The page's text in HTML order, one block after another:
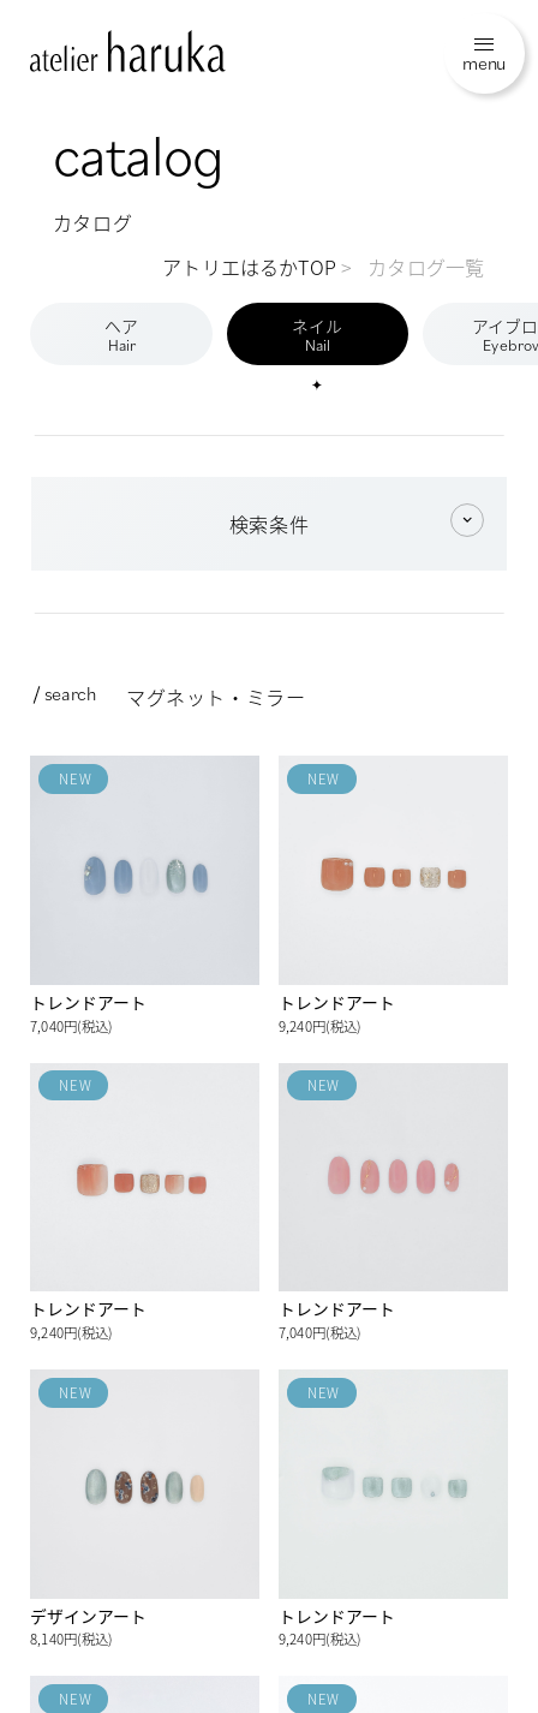
menu
catalog
カタログ
アトリエはるかTOP
カタログ一覧
ヘア
Hair
ネイル
Nail
アイブ
検索条件
search マグネット・ミラー
トレンドアート
7,040円(税込)
NEW
トレンドアート
9,240円(税込)
NEW
トレンドアート
9,240円(税込)
NEW
トレンドアート
7,040円(税込)
NEW
デザインアート
8,140円(税込)
NEW
トレンドアート
9,240円(税込)
NEW
NEW NEW